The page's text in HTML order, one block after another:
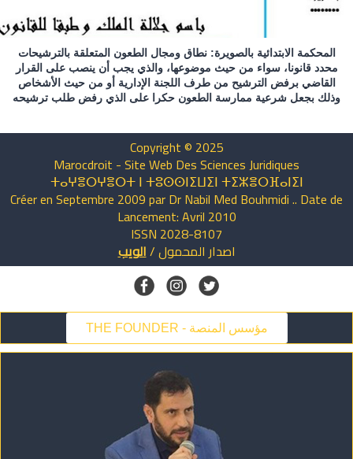
المحكمة الابتدائية بالصويرة: نطاق ومجال الطعون المتعلقة بالترشيحات
محدد قانونا، سواء من حيث موضوعها، والذي يجب أن ينصب على القرار
القاضي برفض الترشيح من طرف اللجنة الإدارية أو من حيث الأشخاص
وذلك بجعل شرعية ممارسة الطعون حكرا على الذي رفض طلب ترشيحه
Copyright © 2025
Marocdroit - Site Web Des Sciences Juridiques
ⵜⴰⵖⴻⵔⵖⴻⵔⵜ ⵏ ⵜⵓⵙⵙⵏⵉⵡⵉⵏ ⵜⵉⵣⴻⵔⴼⴰⵏⵉⵏ
Créer en Septembre 2009 par Dr Nabil Med Bouhmidi .. Date de
Lancement: Avril 2010
ISSN 2028-8107
اصدارالمحمول/الويب
THE FOUNDER - مؤسس المنصة